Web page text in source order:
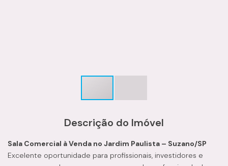
Descrição do Imóvel
Sala Comercial à Venda no Jardim Paulista – Suzano/SP
Excelente oportunidade para profissionais, investidores e